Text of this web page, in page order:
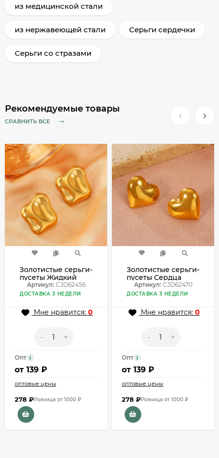
из медицинской стали
из нержавеющей стали Серьги сердечки
Серьги со стразами
Рекомендуемые товары
СРАВНИТЬ ВСЕ
Золотистые серьги-
пусеты Жидкий
металл CJD62456
Артикул:CJD62456
ДОСТАВКА 3 НЕДЕЛИ
Мне нравится: 0
- +
Опт i
от 139 ₽
оптовые цены
278 ₽Розница от 1000 ₽
Золотистые серьги-
пусеты Сердца
CJD62470
Артикул:CJD62470
ДОСТАВКА 3 НЕДЕЛИ
Мне нравится: 0
- +
Опт i
от 139 ₽
оптовые цены
278 ₽Розница от 1000 ₽